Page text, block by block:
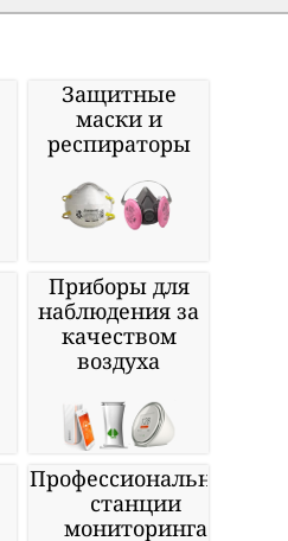
Защитные
маски и
респираторы
Приборы для
наблюдения за
качеством
воздуха
Профессиональные
станции
мониторинга